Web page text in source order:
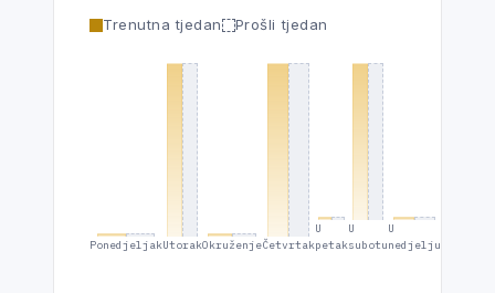
Trenutna tjedan Prošli tjedan
PonedjeljakUtorakOkruženjeČetvrtak
U
petak
U
subotu
U
nedjelju